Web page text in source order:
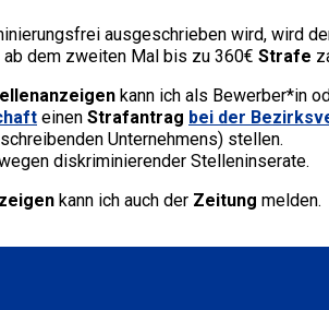
ausgeschrieben wird, wird
dem zweiten Mal bis zu 360€ Strafe
kann ich als Bewerber*in
einen Strafantrag bei der
Unternehmens) stellen.
diskriminierender Stelleninserate.
kann ich auch der Zeitung melden.